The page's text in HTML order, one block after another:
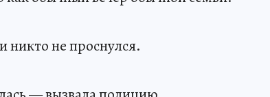
никто не проснулся.